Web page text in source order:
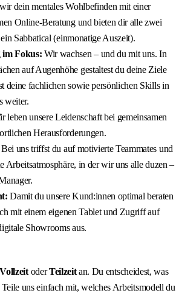
dein mentales Wohlbefinden mit einer
Online-Beratung und bieten dir alle zwei
Sabbatical (einmonatige Auszeit).
im Fokus:Wir wachsen – und du mit uns. In
auf Augenhöhe gestaltest du deine Ziele
deine fachlichen sowie persönlichen Skills in
weiter.
leben unsere Leidenschaft bei gemeinsamen
Herausforderungen.
Bei uns triffst du auf motivierte Teammates und
Arbeitsatmosphäre, in der wir uns alle duzen –
Damit du unsere Kund:innen optimal beraten
mit einem eigenen Tablet und Zugriff auf
Showrooms aus.
VollzeitoderTeilzeitan. Du entscheidest, was
uns einfach mit, welches Arbeitsmodell du